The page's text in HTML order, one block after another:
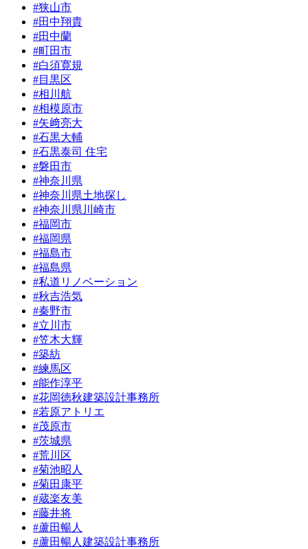
#狭山市
#田中翔貴
#田中蘭
#町田市
#白須寛規
#目黒区
#相川航
#相模原市
#矢﨑亮大
#石黒大輔
#石黒泰司 住宅
#磐田市
#神奈川県
#神奈川県土地探し
#神奈川県川崎市
#福岡市
#福岡県
#福島市
#福島県
#私道リノベーション
#秋吉浩気
#秦野市
#立川市
#笠木大輝
#築紡
#練馬区
#能作淳平
#花岡徳秋建築設計事務所
#若原アトリエ
#茂原市
#茨城県
#荒川区
#菊池昭人
#菊田康平
#蔵楽友美
#藤井将
#蘆田暢人
#蘆田暢人建築設計事務所